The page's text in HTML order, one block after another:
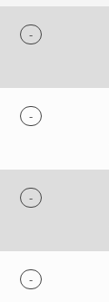
-
-
-
-